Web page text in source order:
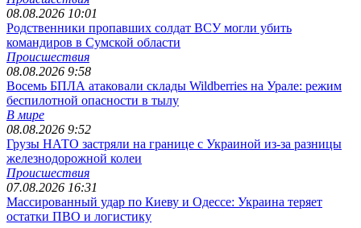
08.08.2026 10:01
Родственники пропавших солдат ВСУ могли убить
командиров в Сумской области
Происшествия
08.08.2026 9:58
Восемь БПЛА атаковали склады Wildberries на Урале: режим
беспилотной опасности в тылу
В мире
08.08.2026 9:52
Грузы НАТО застряли на границе с Украиной из-за разницы
железнодорожной колеи
Происшествия
07.08.2026 16:31
Массированный удар по Киеву и Одессе: Украина теряет
остатки ПВО и логистику